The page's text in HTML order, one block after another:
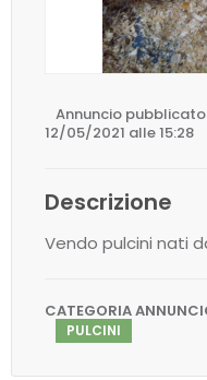
Annuncio
12/05/2021 alle 15:28
Descrizione
Vendo pulcini nati
CATEGORIA
PULCINI